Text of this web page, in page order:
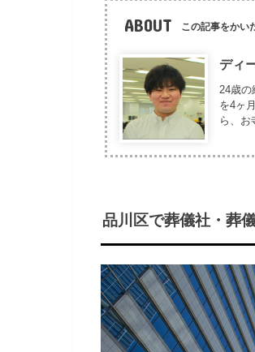
ABOUT この記事をかい
ディ
24歳の
を4ヶ
ら、お
品川区で葬儀社・葬